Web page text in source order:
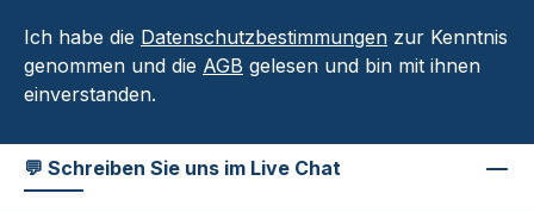
Ich habe die Datenschutzbestimmungen zur Kenntnis
genommen und die AGB gelesen und bin mit ihnen
einverstanden.
💬 Schreiben Sie uns im Live Chat